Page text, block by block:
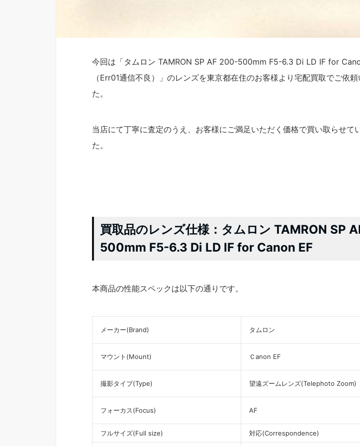
今回は「タムロン TAMRON SP AF 200-500mm F5-6.3 Di LD IF for
（Err01通信不良）」のレンズを東京都在住のお客様より宅配買取でご依
た。
当店にて丁寧に査定のうえ、お客様にご満足いただく価格で買い取らせて
た。
買取品のレンズ仕様：タムロン TAMRON SP
500mm F5-6.3 Di LD IF for Canon EF
本商品の性能スペックは以下の通りです。
メーカー(Brand) タムロン
マウント(Mount) Ｃanon EF
撮影タイプ(Type) 望遠ズームレンズ(Telephoto Zoom)
フォーカス(Focus) AF
フルサイズ(Full size) 対応(Correspondence)